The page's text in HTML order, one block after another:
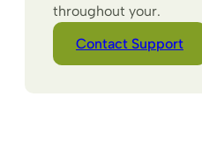
throughout your.
Contact Support